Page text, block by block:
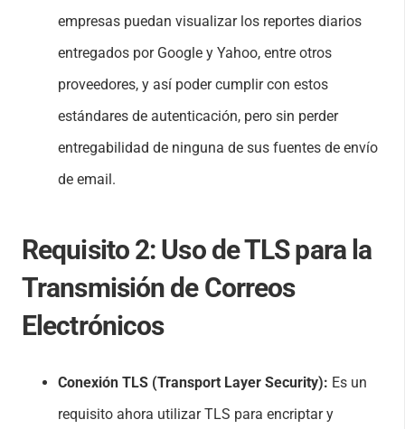
empresas puedan visualizar los reportes diarios
entregados por Google y Yahoo, entre otros
proveedores, y así poder cumplir con estos
estándares de autenticación, pero sin perder
entregabilidad de ninguna de sus fuentes de envío
de email.
Requisito 2: Uso de TLS para la
Transmisión de Correos
Electrónicos
Conexión TLS (Transport Layer Security): Es un
requisito ahora utilizar TLS para encriptar y